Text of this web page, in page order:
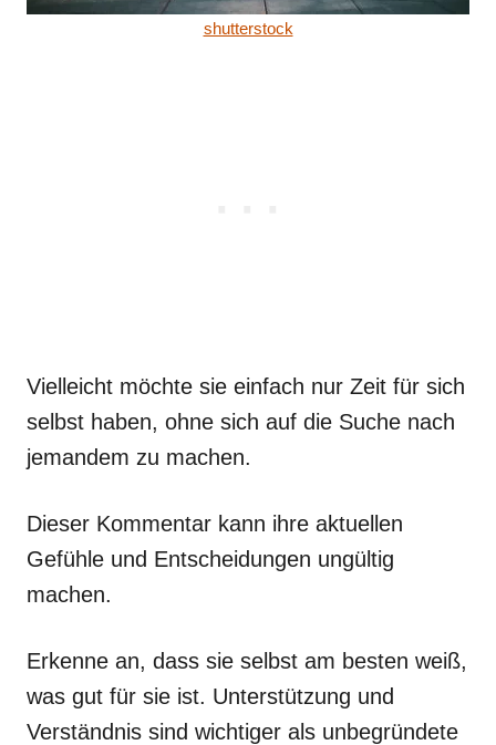
shutterstock
Vielleicht möchte sie einfach nur Zeit für sich
selbst haben, ohne sich auf die Suche nach
jemandem zu machen.
Dieser Kommentar kann ihre aktuellen
Gefühle und Entscheidungen ungültig
machen.
Erkenne an, dass sie selbst am besten weiß,
was gut für sie ist. Unterstützung und
Verständnis sind wichtiger als unbegründete